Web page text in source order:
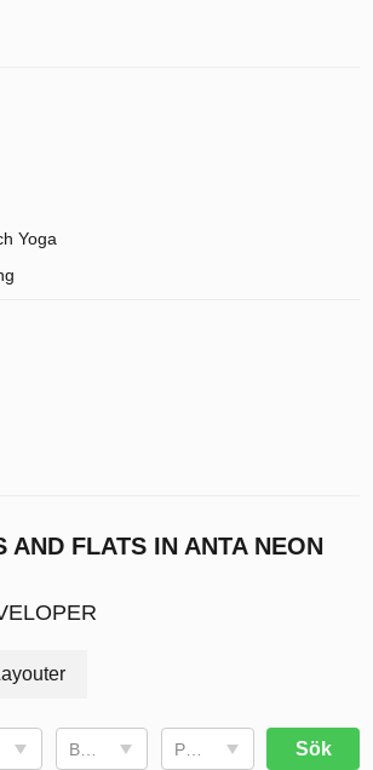
Yoga
AND FLATS IN ANTA NEON
Bruksområde Pris, € Sök